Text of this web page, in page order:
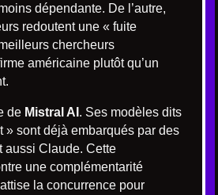
dépendante. De l’autre,
redoutent une « fuite
chercheurs
américaine plutôt qu’un
de Mistral AI . Ses modèles dits
» sont déjà embarqués par des
aussi Claude. Cette
une complémentarité
la concurrence pour